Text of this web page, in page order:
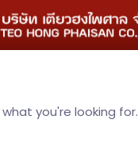
you're looking for.